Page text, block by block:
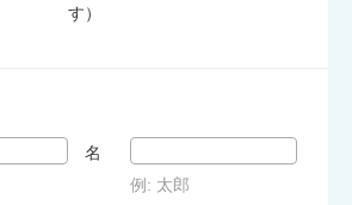
す）
名
例: 太郎